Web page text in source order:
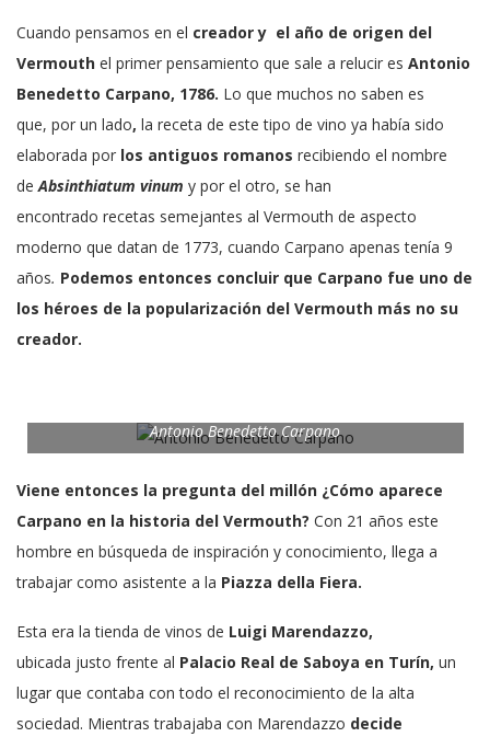
Cuando pensamos en el creador y el año de origen del
Vermouth el primer pensamiento que sale a relucir es Antonio
Benedetto Carpano, 1786. Lo que muchos no saben es
que, por un lado, la receta de este tipo de vino ya había sido
elaborada por los antiguos romanos recibiendo el nombre
deAbsinthiatum vinum y por el otro, se han
encontrado recetas semejantes al Vermouth de aspecto
moderno que datan de 1773, cuando Carpano apenas tenía 9
años. Podemos entonces concluir que Carpano fue uno de
los héroes de la popularización del Vermouth más no su
creador.
Antonio Benedetto Carpano
Viene entonces la pregunta del millón ¿Cómo aparece
Carpano en la historia del Vermouth? Con 21 años este
hombre en búsqueda de inspiración y conocimiento, llega a
trabajar como asistente a la Piazza della Fiera.
Esta era la tienda de vinos de Luigi Marendazzo,
ubicada justo frente al Palacio Real de Saboya en Turín, un
lugar que contaba con todo el reconocimiento de la alta
sociedad. Mientras trabajaba con Marendazzo decide